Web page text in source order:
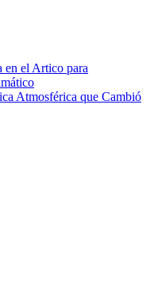
en el Artico para
Atmosférica que Cambió